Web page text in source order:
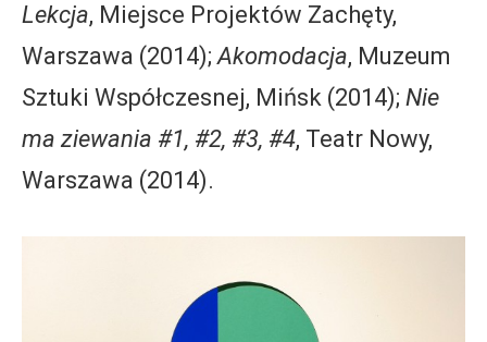
Lekcja, Miejsce Projektów Zachęty,
Warszawa (2014);Akomodacja, Muzeum
Sztuki Współczesnej, Mińsk (2014); Nie
ma ziewania #1, #2, #3, #4, Teatr Nowy,
Warszawa (2014).